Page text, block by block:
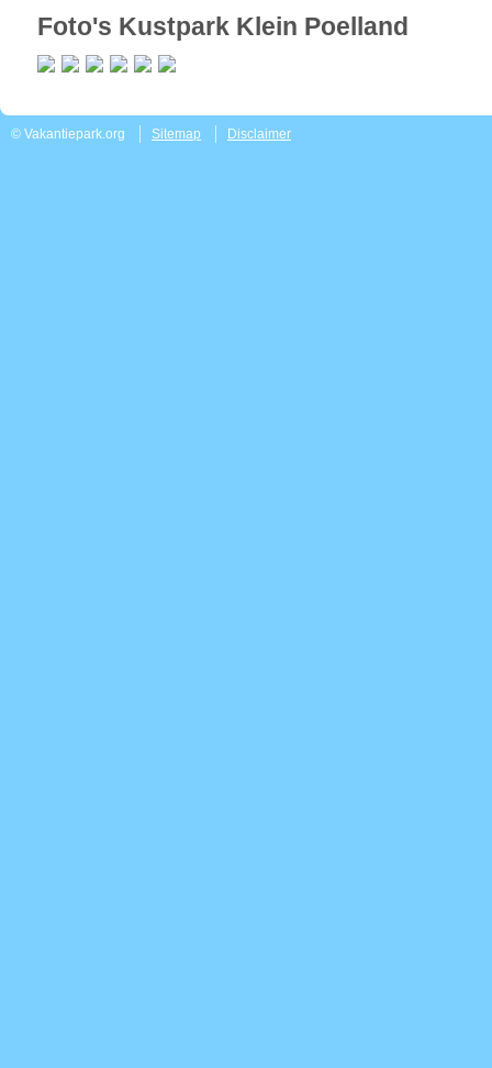
Foto's Kustpark Klein Poelland
© Vakantiepark.org Sitemap Disclaimer